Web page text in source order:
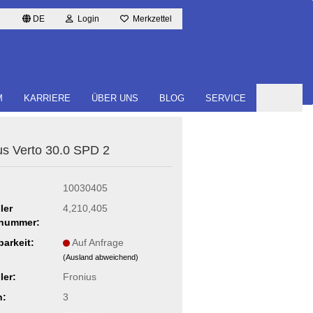
DE Login Merkzettel
KARRIERE ÜBER UNS BLOG SERVICE
Verto 30.0 SPD 2
10030405
4,210,405
Auf Anfrage
(Ausland abweichend)
Fronius
3